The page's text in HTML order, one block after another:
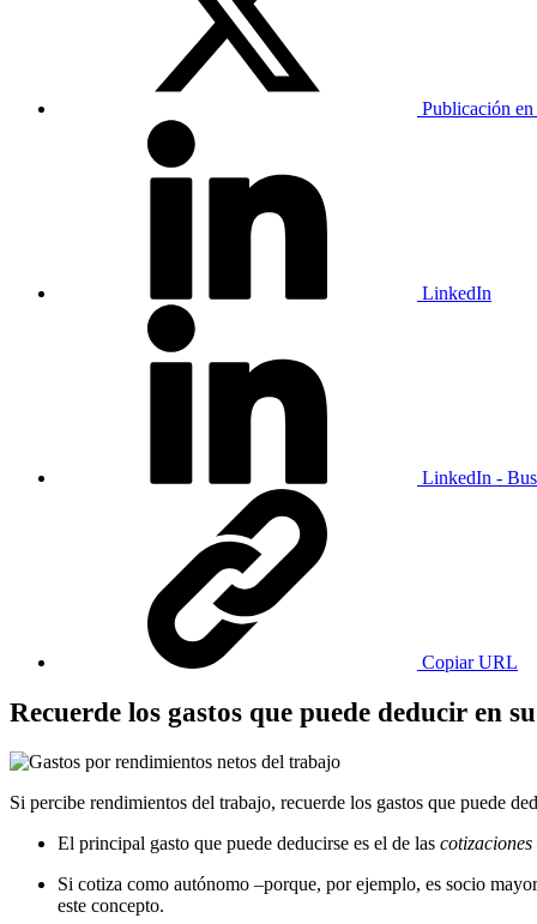
Publicación
LinkedIn
LinkedIn -
Copiar URL
Recuerde los gastos que puede deducir en
Si percibe rendimientos del trabajo, recuerde los gastos que puede
El principal gasto que puede deducirse es el de las
Si cotiza como autónomo –porque, por ejemplo, es socio
este concepto.